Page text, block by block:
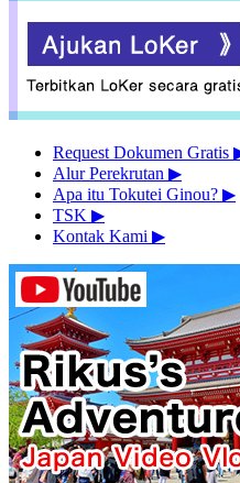
Request Dokumen Gratis
Alur Perekrutan ▶︎
Apa itu Tokutei Ginou? ▶︎
TSK ▶︎
Kontak Kami ▶︎